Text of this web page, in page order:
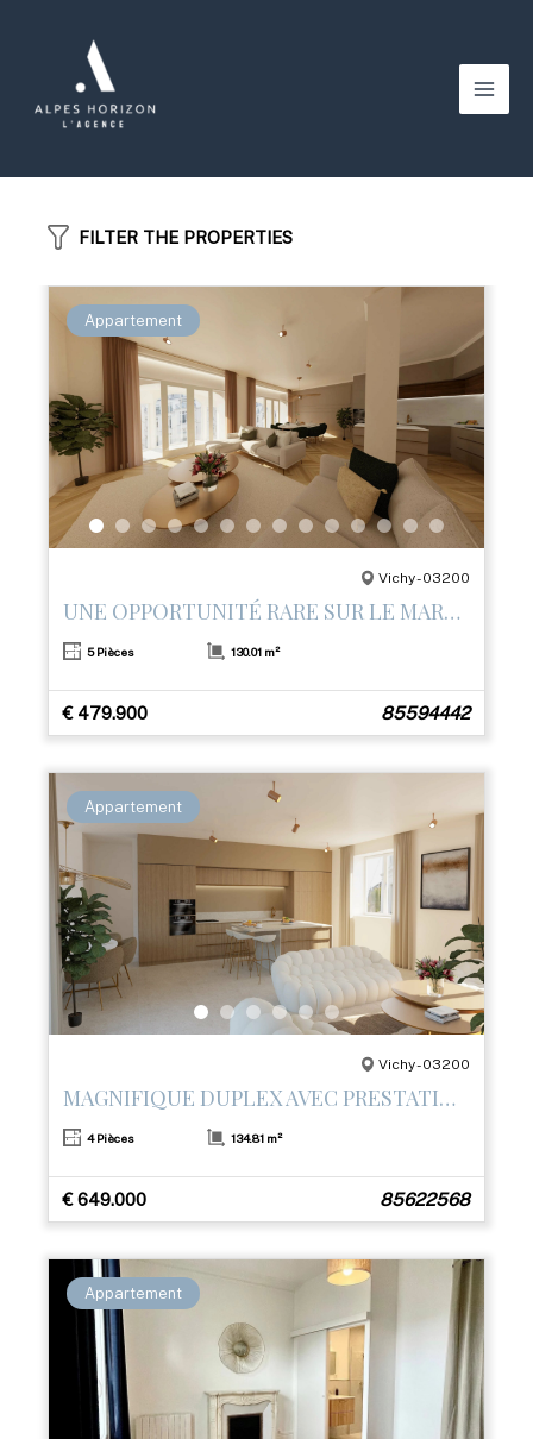
Main
FILTER THE PROPERTIES
Appartement
Vichy - 03200
UNE OPPORTUNITÉ RARE SUR LE MARCHÉ
5 Pièces 130.01 m²
€ 479.900 85594442
Appartement
Vichy - 03200
MAGNIFIQUE DUPLEX AVEC PRESTATIONS HAUT DE GAMME ET TERRASSE– CŒUR DE VICHY
4 Pièces 134.81 m²
€ 649.000 85622568
Appartement